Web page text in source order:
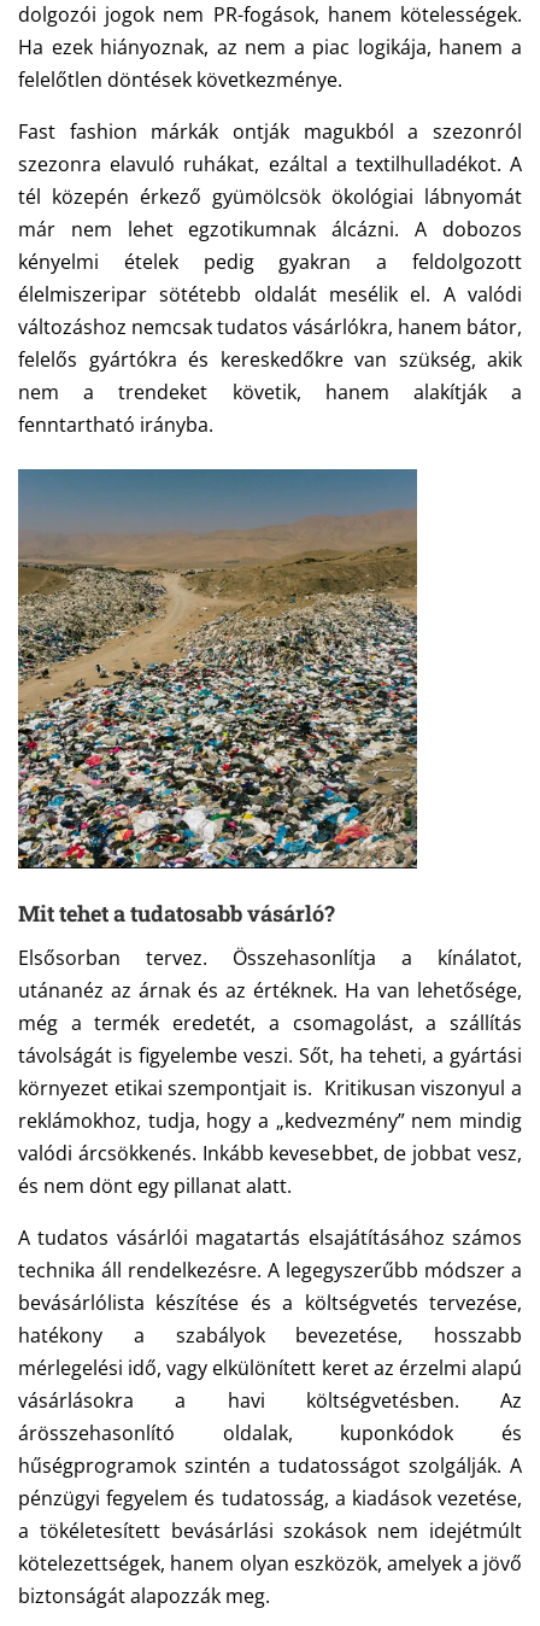
dolgozói jogok nem PR-fogások, hanem kötelességek.
Ha ezek hiányoznak, az nem a piac logikája, hanem a
felelőtlen döntések következménye.
Fast fashion márkák ontják magukból a szezonról
szezonra elavuló ruhákat, ezáltal a textilhulladékot. A
tél közepén érkező gyümölcsök ökológiai lábnyomát
már nem lehet egzotikumnak álcázni. A dobozos
kényelmi ételek pedig gyakran a feldolgozott
élelmiszeripar sötétebb oldalát mesélik el. A valódi
változáshoz nemcsak tudatos vásárlókra, hanem bátor,
felelős gyártókra és kereskedőkre van szükség, akik
nem a trendeket követik, hanem alakítják a
fenntartható irányba.
Mit tehet a tudatosabb vásárló?
Elsősorban tervez. Összehasonlítja a kínálatot,
utánanéz az árnak és az értéknek. Ha van lehetősége,
még a termék eredetét, a csomagolást, a szállítás
távolságát is figyelembe veszi. Sőt, ha teheti, a gyártási
környezet etikai szempontjait is. Kritikusan viszonyul a
reklámokhoz, tudja, hogy a „kedvezmény” nem mindig
valódi árcsökkenés. Inkább kevesebbet, de jobbat vesz,
és nem dönt egy pillanat alatt.
A tudatos vásárlói magatartás elsajátításához számos
technika áll rendelkezésre. A legegyszerűbb módszer a
bevásárlólista készítése és a költségvetés tervezése,
hatékony a szabályok bevezetése, hosszabb
mérlegelési idő, vagy elkülönített keret az érzelmi alapú
vásárlásokra a havi költségvetésben. Az
árösszehasonlító oldalak, kuponkódok és
hűségprogramok szintén a tudatosságot szolgálják. A
pénzügyi fegyelem és tudatosság, a kiadások vezetése,
a tökéletesített bevásárlási szokások nem idejétmúlt
kötelezettségek, hanem olyan eszközök, amelyek a jövő
biztonságát alapozzák meg.